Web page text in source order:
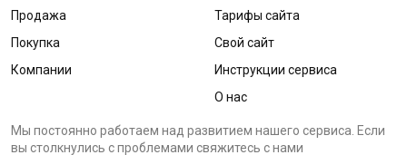
Продажа
Покупка
Компании
Тарифы сайта
Свой сайт
Инструкции сервиса
О нас
Мы постоянно работаем над развитием нашего сервиса. Если
вы столкнулись с проблемами cвяжитесь с нами